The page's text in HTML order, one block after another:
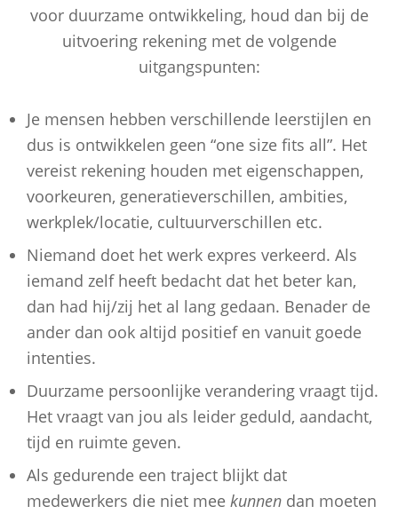
voor duurzame ontwikkeling, houd dan bij de
uitvoering rekening met de volgende
uitgangspunten:
Je mensen hebben verschillende leerstijlen en
dus is ontwikkelen geen “one size fits all”. Het
vereist rekening houden met eigenschappen,
voorkeuren, generatieverschillen, ambities,
werkplek/locatie, cultuurverschillen etc.
Niemand doet het werk expres verkeerd. Als
iemand zelf heeft bedacht dat het beter kan,
dan had hij/zij het al lang gedaan. Benader de
ander dan ook altijd positief en vanuit goede
intenties.
Duurzame persoonlijke verandering vraagt tijd.
Het vraagt van jou als leider geduld, aandacht,
tijd en ruimte geven.
Als gedurende een traject blijkt dat
medewerkers die niet mee kunnen dan moeten